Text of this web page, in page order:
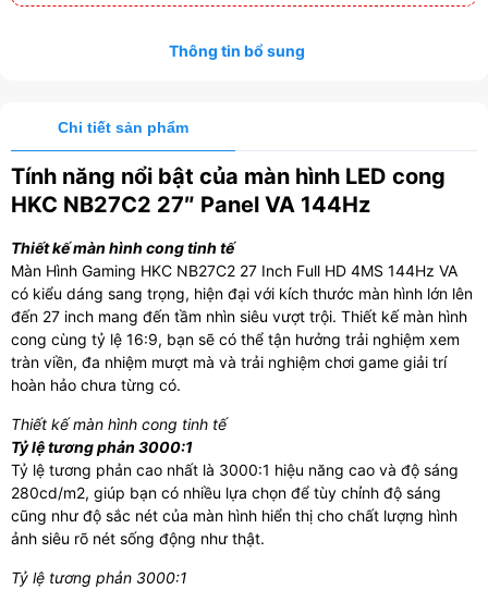
Thông tin bổ sung
Chi tiết sản phẩm
Tính năng nổi bật của màn hình LED cong
HKC NB27C2 27″ Panel VA 144Hz
Thiết kế màn hình cong tinh tế
Màn Hình Gaming HKC NB27C2 27 Inch Full HD 4MS 144Hz VA
có kiểu dáng sang trọng, hiện đại với kích thước màn hình lớn lên
đến 27 inch mang đến tầm nhìn siêu vượt trội. Thiết kế màn hình
cong cùng tỷ lệ 16:9, bạn sẽ có thể tận hưởng trải nghiệm xem
tràn viền, đa nhiệm mượt mà và trải nghiệm chơi game giải trí
hoàn hảo chưa từng có.
Thiết kế màn hình cong tinh tế
Tỷ lệ tương phản 3000:1
Tỷ lệ tương phản cao nhất là 3000:1 hiệu năng cao và độ sáng
280cd/m2, giúp bạn có nhiều lựa chọn để tùy chỉnh độ sáng
cũng như độ sắc nét của màn hình hiển thị cho chất lượng hình
ảnh siêu rõ nét sống động như thật.
Tỷ lệ tương phản 3000:1